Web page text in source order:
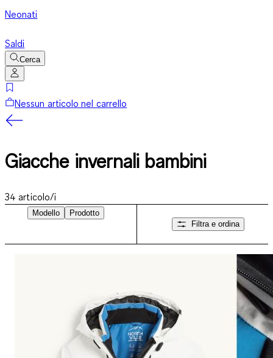
Neonati
Saldi
Cerca
Nessun articolo nel carrello
Giacche invernali bambini
34 articolo/i
Modello
Prodotto
Filtra e ordina